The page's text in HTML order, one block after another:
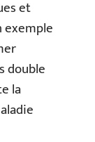
et
exemple
double
la